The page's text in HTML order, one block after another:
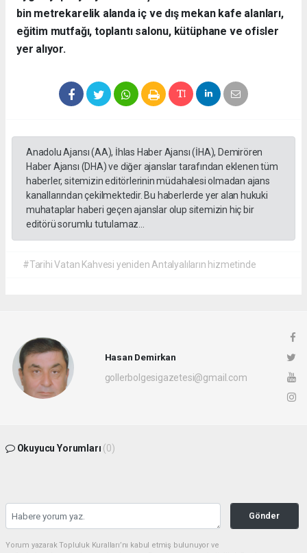
bin metrekarelik alanda iç ve dış mekan kafe alanları,
eğitim mutfağı, toplantı salonu, kütüphane ve ofisler
yer alıyor.
Anadolu Ajansı (AA), İhlas Haber Ajansı (İHA), Demirören
Haber Ajansı (DHA) ve diğer ajanslar tarafından eklenen tüm
haberler, sitemizin editörlerinin müdahalesi olmadan ajans
kanallarından çekilmektedir. Bu haberlerde yer alan hukuki
muhataplar haberi geçen ajanslar olup sitemizin hiç bir
editörü sorumlu tutulamaz...
#Tarihi Vatan Kahvesi yeniden Antalyalıların hizmetinde
Hasan Demirkan
gollerbolgesigazetesi@gmail.com
Okuyucu Yorumları (0)
Gönder
Yorum yazarak Topluluk Kuralları’nı kabul etmiş bulunuyor ve